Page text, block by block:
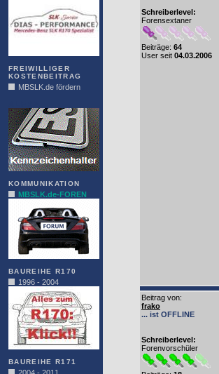
FREIWILLIGER
KOSTENBEITRAG
MBSLK.de fördern
KOMMUNIKATION
MBSLK.de-FOREN
BAUREIHE R170
1996 - 2004
BAUREIHE R171
Schreiberlevel:
Forensextaner
Beiträge: 64
User seit 04.03.2006
Beitrag von:
frako
... ist OFFLINE
Schreiberlevel:
Forenvorschüler